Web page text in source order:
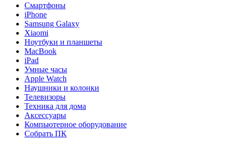
Смартфоны
iPhone
Samsung Galaxy
Xiaomi
Ноутбуки и планшеты
MacBook
iPad
Умные часы
Apple Watch
Наушники и колонки
Телевизоры
Техника для дома
Аксессуары
Компьютерное оборудование
Собрать ПК